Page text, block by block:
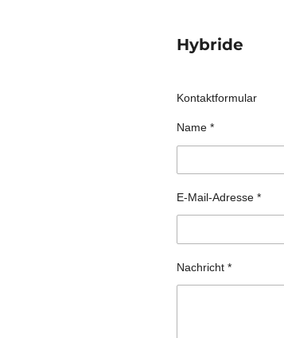
Hybride
Kontaktformular
Name *
E-Mail-Adresse *
Nachricht *